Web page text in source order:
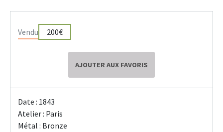
Vendu 200€
AJOUTER AUX FAVORIS
Date : 1843
Atelier : Paris
Métal : Bronze